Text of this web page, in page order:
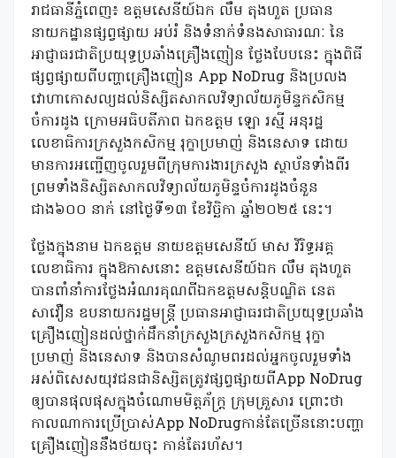
រាជធានីភ្នំពេញ៖ ឧត្តមសេនីយ៍ឯក លឹម តុងហួត ប្រធាន
នាយកដ្ឋានផ្សព្វផ្សាយ អប់រំ និងទំនាក់ទំនងសាធារណៈ នៃ
អាជ្ញាធរជាតិប្រយុទ្ធប្រឆាំងគ្រឿងញៀន ថ្លែងបែបនេះ ក្នុងពិធី
ផ្សព្វផ្សាយពីបញ្ហាគ្រឿងញៀន App NoDrug និងប្រលង
វោហាកោសល្យដល់និស្សិតសាកលវិទ្យាល័យភូមិន្ទកសិកម្ម
ចំការដូង ក្រោមអធិបតីភាព ឯកឧត្តម ឡោ រស្មី អនុរដ្ឋ
លេខាធិការក្រសួងកសិកម្ម រុក្ខាប្រមាញ់ និងនេសាទ ដោយ
មានការអញ្ជើញចូលរួមពីក្រុមការងារក្រសួង ស្ថាប័នទាំងពីរ
ព្រមទាំងនិស្សិតសាកលវិទ្យាល័យភូមិន្ទចំការដូងចំនួន
ជាង៦០០ នាក់ នៅថ្ងៃទី១៣ ខែវិច្ឆិកា ឆ្នាំ២០២៥ នេះ។
ថ្លែងក្នុងនាម ឯកឧត្តម នាយឧត្តមសេនីយ៍ មាស វិរិទ្ធអគ្គ
លេខាធិការ ក្នុងឱកាសនោះ ឧត្តមសេនីយ៍ឯក លឹម តុងហួត
បានពាំនាំការថ្លែងអំណរគុណពីឯកឧត្តមសន្តិបណ្ឌិត នេត
សាវឿន ឧបនាយករដ្ឋមន្ត្រី ប្រធានអាជ្ញាធរជាតិប្រយុទ្ធប្រឆាំង
គ្រឿងញៀនដល់ថ្នាក់ដឹកនាំក្រសួងក្រសួងកសិកម្ម រុក្ខា
ប្រមាញ់ និងនេសាទ និងបានសំណូមពរដល់អ្នកចូលរួមទាំង
អស់ពិសេសយុវជនជានិស្សិតត្រូវផ្សព្វផ្សាយពីApp NoDrug
ឲ្យបានផុលផុសក្នុងចំណោមមិត្តភ័ក្រ្ត ក្រុមគ្រួសារ ព្រោះថា
កាលណាការប្រើប្រាស់App NoDrugកាន់តែច្រើននោះបញ្ហា
គ្រឿងញៀននឹងថយចុះ កាន់តែរហ័ស។